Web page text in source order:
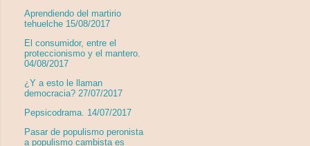
Aprendiendo del martirio
tehuelche 15/08/2017
El consumidor, entre el
proteccionismo y el mantero.
04/08/2017
¿Y a esto le llaman
democracia? 27/07/2017
Pepsicodrama. 14/07/2017
Pasar de populismo peronista
a populismo cambista es